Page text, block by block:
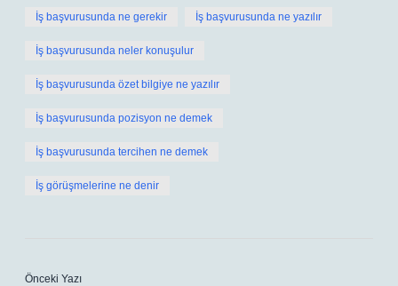
İş başvurusunda ne gerekir İş başvurusunda ne yazılır
İş başvurusunda neler konuşulur
İş başvurusunda özet bilgiye ne yazılır
İş başvurusunda pozisyon ne demek
İş başvurusunda tercihen ne demek
İş görüşmelerine ne denir
Önceki Yazı